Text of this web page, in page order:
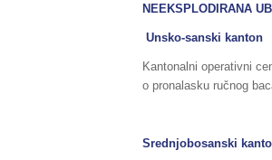
NEEKSPLODIRANA
Unsko-sanski kanton
Kantonalni operativni
o pronalasku ručnog
Srednjobosanski